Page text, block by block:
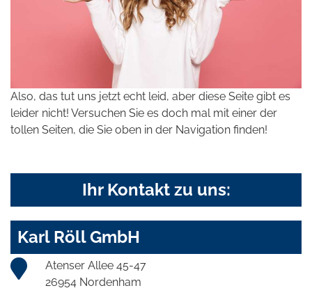
Also, das tut uns jetzt echt leid, aber diese Seite gibt es
leider nicht! Versuchen Sie es doch mal mit einer der
tollen Seiten, die Sie oben in der Navigation finden!
Ihr Kontakt zu uns:
Karl Röll GmbH
Atenser Allee 45-47
26954 Nordenham